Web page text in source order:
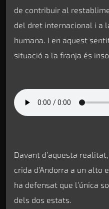
de contribuir al
del dret internacional i a
humana. I en aquest
situació a la franja és
Davant d’aquesta
crida d’Andorra a un alto
ha defensat que l’única
dels dos estats.